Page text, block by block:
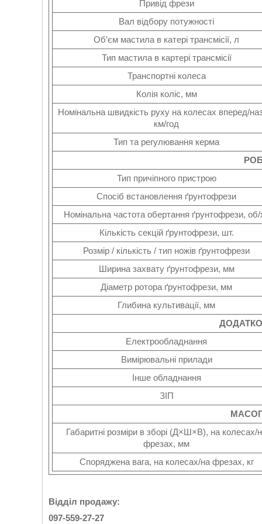
Привід фрези
Вал відбору потужності
Об’єм мастила в катері трансмісії, л
Тип мастила в картері трансмісії
Транспортні колеса
Колія коліс, мм
Номінальна швидкість руху на колесах вперед/
км/год
Тип та регулювання керма
Тип причіпного пристрою
Спосіб встановлення ґрунтофрези
Номінальна частота обертання ґрунтофрези, об/
Кількість секцій ґрунтофрези, шт.
Розмір / кількість / тип ножів ґрунтофрези
Ширина захвату ґрунтофрези, мм
Діаметр ротора ґрунтофрези, мм
Глибина культивації, мм
Електрообладнання
Вимірювальні прилади
Інше обладнання
ЗІП
Габаритні розміри в зборі (Д×Ш×В), на колесах/
фрезах, мм
Споряджена вага, на колесах/на фрезах, кг
Відділ продажу:
097-559-27-27